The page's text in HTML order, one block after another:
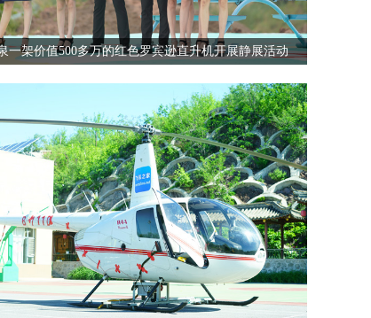
一架价值500多万的红色罗宾逊直升机开展静展活动
全国飞行热线
13210535852